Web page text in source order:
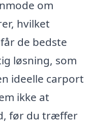
om
hvilket
de bedste
løsning, som
ideelle carport
ikke at
før du træffer